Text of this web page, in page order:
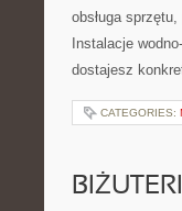
obsługa
Instalacje
dostajesz
CATEGORIES: